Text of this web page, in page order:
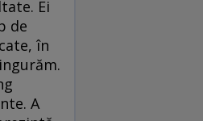
Ei
de
în
A